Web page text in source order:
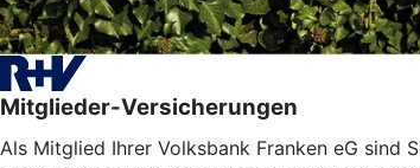
Mitglieder-Versicherungen
Als Mitglied Ihrer Volksbank Franken eG sind